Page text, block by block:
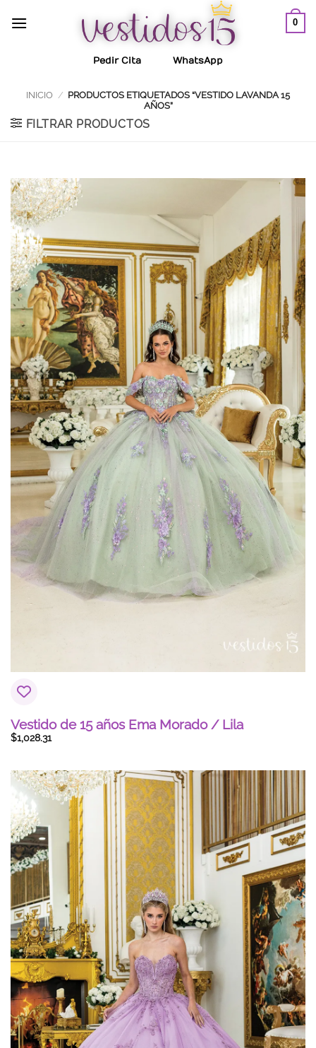
0
Pedir Cita WhatsApp
INICIO / PRODUCTOS ETIQUETADOS “VESTIDO LAVANDA 15
AÑOS”
FILTRAR PRODUCTOS
Vestido de 15 años Ema Morado / Lila
$1,028.31